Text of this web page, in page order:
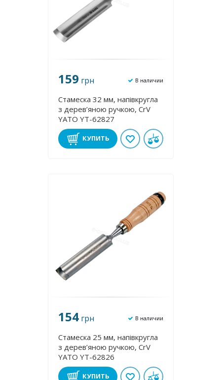
159 грн В наличии
Стамеска 32 мм, напівкругла
з дерев’яною ручкою, CrV
YATO YT-62827
КУПИТЬ
154 грн В наличии
Стамеска 25 мм, напівкругла
з дерев’яною ручкою, CrV
YATO YT-62826
КУПИТЬ